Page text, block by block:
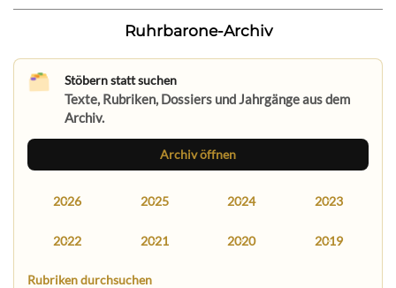
Ruhrbarone-Archiv
Stöbern statt suchen
Texte, Rubriken, Dossiers und Jahrgänge aus dem
Archiv.
Archiv öffnen
2026 2025 2024 2023
2022 2021 2020 2019
Rubriken durchsuchen